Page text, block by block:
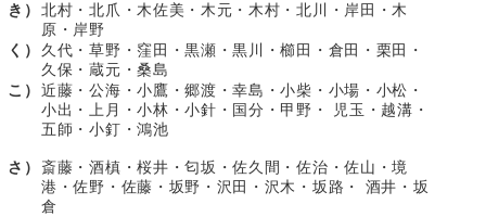
き） 北村・北爪・木佐美・木元・木村・北川・岸田・木
原・岸野
く）
久代・草野・窪田・黒瀬・黒川・櫛田・倉田・栗田・
久保・蔵元・桑島
こ） 近藤・公海・小鷹・郷渡・幸島・小柴・小場・小松・
小出・上月・小林・小針・国分・甲野・ 児玉・越溝・
五師・小釘・鴻池
さ）
斎藤・酒槙・桜井・匂坂・佐久間・佐治・佐山・境
港・佐野・佐藤・坂野・沢田・沢木・坂路・ 酒井・坂
倉